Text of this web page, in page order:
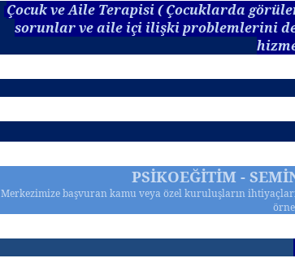
Çocuk ve Aile Terapisi ( Çocuklarda
sorunlar ve aile içi ilişki problemlerini
PSİKOEĞİTİM -
Merkezimize başvuran kamu veya özel kuruluşların